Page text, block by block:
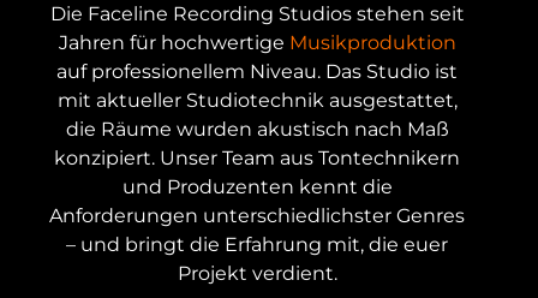
Die Faceline Recording Studios stehen seit
Jahren für hochwertige Musikproduktion
auf professionellem Niveau. Das Studio ist
mit aktueller Studiotechnik ausgestattet,
die Räume wurden akustisch nach Maß
konzipiert. Unser Team aus Tontechnikern
und Produzenten kennt die
Anforderungen unterschiedlichster Genres
– und bringt die Erfahrung mit, die euer
Projekt verdient.